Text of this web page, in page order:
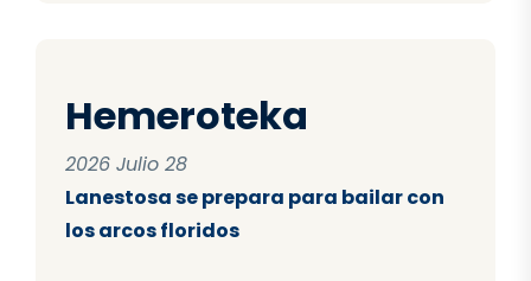
Hemeroteka
2026 Julio 28
Lanestosa se prepara para bailar con
los arcos floridos